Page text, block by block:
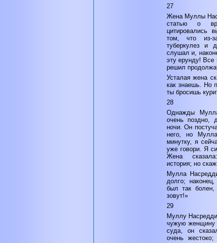
27
Жена Муллы
статью о
цитировались
том, что из-
туберкулез и
слушал и,
эту ерунду! Все
решил
Усталая жена
как знаешь. Но
ты бросишь
28
Однажды
очень поздно,
ночи. Он
него, но
минутку, я
уже говори. Я
Жена
история; но
Мулла
долго;
был так болен,
зовут!»
29
Муллу
чужую женщину
суда, он
очень